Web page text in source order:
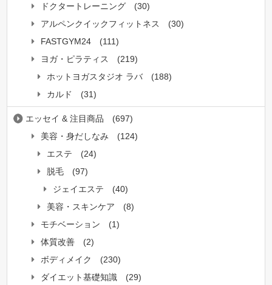
ドクタートレーニング
(30)
アルペンクイックフィットネス
(30)
FASTGYM24
(111)
ヨガ・ピラティス
(219)
ホットヨガスタジオ ラバ
(188)
カルド
(31)
エッセイ & 注目商品
(697)
美容・身だしなみ
(124)
エステ
(24)
脱毛
(97)
ジェイエステ
(40)
美容・スキンケア
(8)
モチベーション
(1)
体質改善
(2)
ボディメイク
(230)
ダイエット基礎知識
(29)